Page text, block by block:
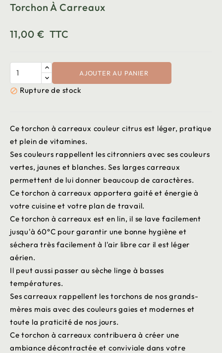
Torchon À Carreaux
11,00 € TTC
AJOUTER AU PANIER
 Rupture de stock
Ce torchon à carreaux couleur citrus est léger, pratique
et plein de vitamines.
Ses couleurs rappellent les citronniers avec ses couleurs
vertes, jaunes et blanches. Ses larges carreaux
permettent de lui donner beaucoup de caractères.
Ce torchon à carreaux apportera gaité et énergie à
votre cuisine et votre plan de travail.
Ce torchon à carreaux est en lin, il se lave facilement
jusqu'à 60°C pour garantir une bonne hygiène et
séchera très facilement à l'air libre car il est léger
aérien.
Il peut aussi passer au sèche linge à basses
températures.
Ses carreaux rappellent les torchons de nos grands-
mères mais avec des couleurs gaies et modernes et
toute la praticité de nos jours.
Ce torchon à carreaux contribuera à créer une
ambiance décontractée et conviviale dans votre